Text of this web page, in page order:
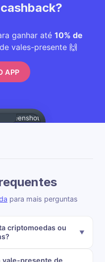
ganhar até 10% de
vales-presente 🙌
APP
para mais perguntas
criptomoedas ou